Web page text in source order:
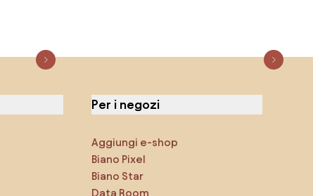
Per i negozi
Aggiungi e-shop
Biano Pixel
Biano Star
Data Room